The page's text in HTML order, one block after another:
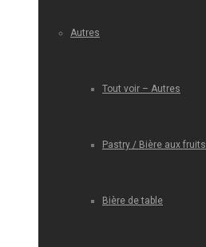
Autres
Tout voir – Autres
Pastry / Bière aux fruits
Bière de table